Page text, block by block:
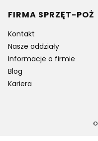
FIRMA SPRZĘT-POŻ
Kontakt
Nasze oddziały
Informacje o firmie
Blog
Kariera
©